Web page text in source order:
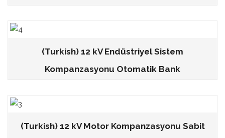
(Turkish) 12 kV Endüstriyel Sistem
Kompanzasyonu Otomatik Bank
(Turkish) 12 kV Motor Kompanzasyonu Sabit